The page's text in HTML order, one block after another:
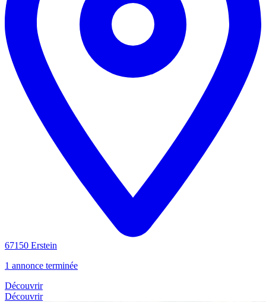
67150 Erstein
1 annonce terminée
Découvrir
Découvrir